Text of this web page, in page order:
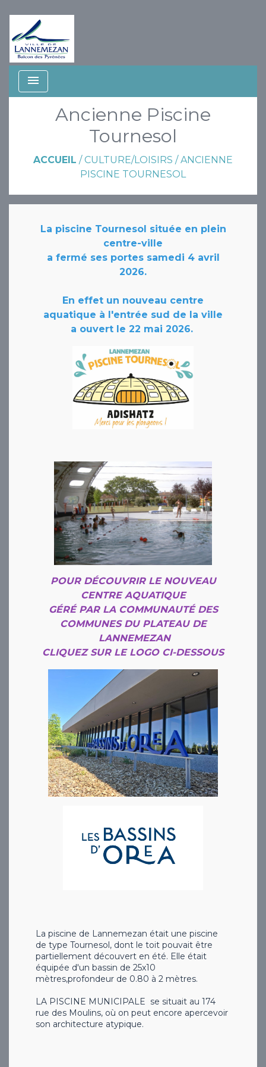
menu
Ancienne Piscine
Tournesol
ACCUEIL /CULTURE/LOISIRS /ANCIENNE
PISCINE TOURNESOL
La piscine Tournesol située en plein
centre-ville
a fermé ses portes samedi 4 avril
2026.
En effet un nouveau centre
aquatique à l'entrée sud de la ville
a ouvert le 22 mai 2026.
POUR DÉCOUVRIR LE NOUVEAU
CENTRE AQUATIQUE
GÉRÉ PAR LA COMMUNAUTÉ DES
COMMUNES DU PLATEAU DE
LANNEMEZAN
CLIQUEZ SUR LE LOGO CI-DESSOUS
La piscine de Lannemezan était une piscine
de type Tournesol, dont le toit pouvait être
partiellement découvert en été. Elle était
équipée d'un bassin de 25x10
mètres,profondeur de 0.80 à 2 mètres.
LA PISCINE MUNICIPALE se situait au 174
rue des Moulins, où on peut encore apercevoir
son architecture atypique.